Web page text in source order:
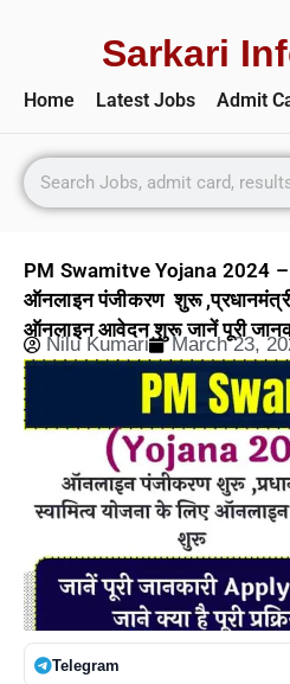
Sarkari
Home Latest Jobs Admit
PM Swamitve Yojana 2024 –
ऑनलाइन पंजीकरण शुरू ,प्रधानमंत्री
ऑनलाइन आवेदन शुरू जानें पूरी
Nilu Kumari March 23,
Telegram